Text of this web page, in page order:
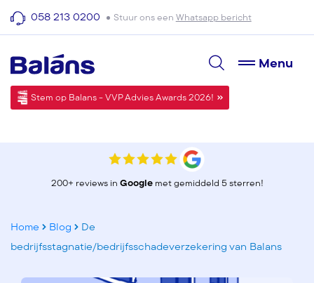
058 213 0200 Stuur ons een Whatsapp bericht
Menu
Stem op Balans - VVP Advies Awards 2026!
200+ reviews in Googlemet gemiddeld 5 sterren!
Home Blog
De
bedrijfsstagnatie/bedrijfsschadeverzekering van Balans